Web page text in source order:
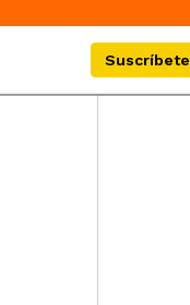
Suscríbete